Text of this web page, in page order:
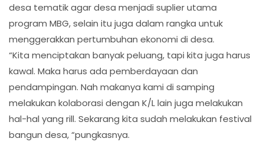
desa tematik agar desa menjadi suplier utama
program MBG, selain itu juga dalam rangka untuk
menggerakkan pertumbuhan ekonomi di desa.
“Kita menciptakan banyak peluang, tapi kita juga harus
kawal. Maka harus ada pemberdayaan dan
pendampingan. Nah makanya kami di samping
melakukan kolaborasi dengan K/L lain juga melakukan
hal-hal yang rill. Sekarang kita sudah melakukan festival
bangun desa, “pungkasnya.